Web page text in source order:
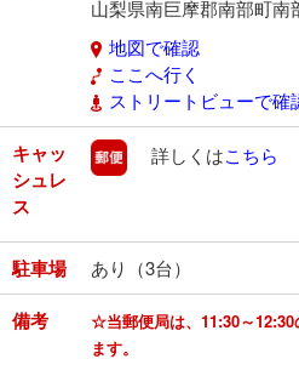
山梨県南巨摩郡南部町南
地図で確認
ここへ行く
ストリートビューで確
キャッ
シュレ
ス
郵便
詳しくはこちら
駐車場 あり（3台）
備考
☆当郵便局は、11:30～12:30
ます。